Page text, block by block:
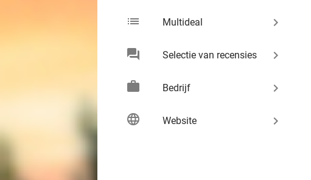
list Multideal keyboard_arrow_right
chat Selectie van recensies keyboard_arrow_right
work Bedrijf keyboard_arrow_right
language Website keyboard_arrow_right